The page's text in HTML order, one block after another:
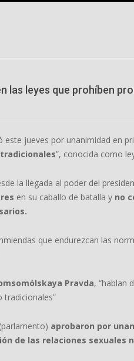
las leyes que prohíben
este jueves por unanimidad en
”, conocida como
la llegada al poder del
en su caballo de batalla y no
que endurezcan las
Pravda, “hablan
tradicionales”
aprobaron por
de las relaciones sexuales